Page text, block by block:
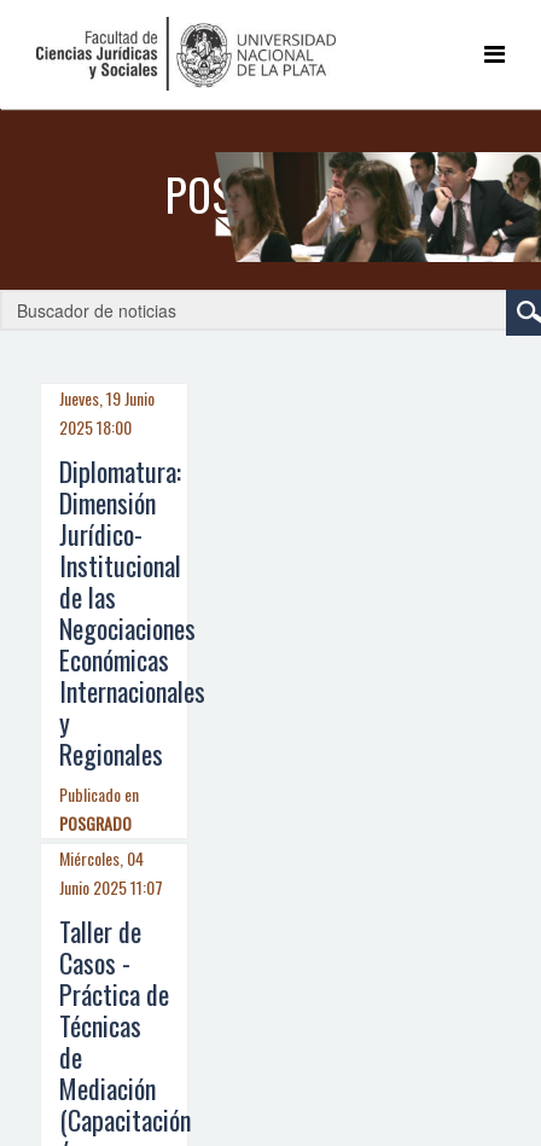
Jueves, 19 Junio
2025 18:00
Diplomatura:
Dimensión
Jurídico-
Institucional
de las
Negociaciones
Económicas
Internacionales
y
Regionales
Publicado en
POSGRADO
Miércoles, 04
Junio 2025 11:07
Taller de
Casos -
Práctica de
Técnicas
de
Mediación
(Capacitación